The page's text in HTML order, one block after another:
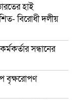
হাই
বিরোধী দলীয়
সন্ধানের
বৃক্ষরোপণ